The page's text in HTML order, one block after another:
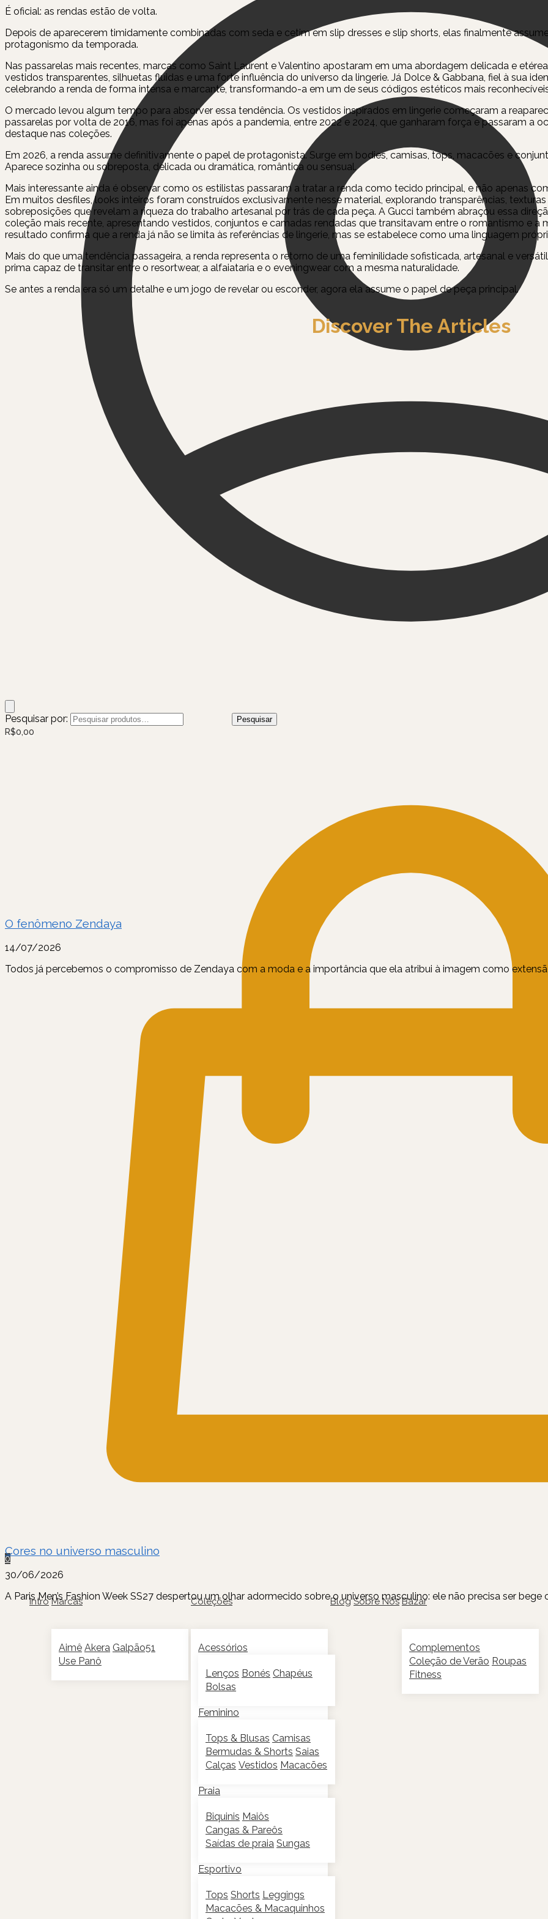
Pesquisar por: Pesquisar
R$0,00
0
Intro Marcas
Aimê Akera Galpão51
Use Panô
Coleções
Acessórios
Lenços Bonés Chapéus
Bolsas
Feminino
Tops & Blusas Camisas
Bermudas & Shorts Saias
Calças Vestidos Macacões
Praia
Biquinis Maiôs
Cangas & Pareôs
Saídas de praia Sungas
Esportivo
Tops Shorts Leggings
Macacões & Macaquinhos
Blog Sobre Nós Bazar
Complementos
Coleção de Verão Roupas
Fitness
É oficial: as rendas estão de volta.
Depois de aparecerem timidamente combinadas com seda e cetim em slip dresses e slip shorts, elas finalmente
protagonismo da temporada.
Nas passarelas mais recentes, marcas como Saint Laurent e Valentino apostaram em uma abordagem delicada e
vestidos transparentes, silhuetas fluidas e uma forte influência do universo da lingerie. Já Dolce & Gabbana, fiel à sua
celebrando a renda de forma intensa e marcante, transformando-a em um de seus códigos estéticos mais
O mercado levou algum tempo para absorver essa tendência. Os vestidos inspirados em lingerie começaram a
passarelas por volta de 2016, mas foi apenas após a pandemia, entre 2022 e 2024, que ganharam força e passaram a
destaque nas coleções.
Em 2026, a renda assume definitivamente o papel de protagonista. Surge em bodies, camisas, tops, macacões e
Aparece sozinha ou sobreposta, delicada ou dramática, romântica ou sensual.
Mais interessante ainda é observar como os estilistas passaram a tratar a renda como tecido principal, e não apenas
Em muitos desfiles, looks inteiros foram construídos exclusivamente nesse material, explorando transparências, texturas
sobreposições que revelam a riqueza do trabalho artesanal por trás de cada peça. A Gucci também abraçou essa
coleção mais recente, apresentando vestidos, conjuntos e camadas rendadas que transitavam entre o romantismo e a
resultado confirma que a renda já não se limita às referências de lingerie, mas se estabelece como uma linguagem
Mais do que uma tendência passageira, a renda representa o retorno de uma feminilidade sofisticada, artesanal e
prima capaz de transitar entre o resortwear, a alfaiataria e o eveningwear com a mesma naturalidade.
Se antes a renda era só um detalhe e um jogo de revelar ou esconder, agora ela assume o papel de peça principal.
Discover The Articles
O fenômeno Zendaya
14/07/2026
Todos já percebemos o compromisso de Zendaya com a moda e a importância que ela atribui à imagem como
Cores no universo masculino
30/06/2026
A Paris Men’s Fashion Week SS27 despertou um olhar adormecido sobre o universo masculino: ele não precisa ser bege